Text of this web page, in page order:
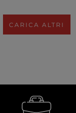
CARICA ALTRI